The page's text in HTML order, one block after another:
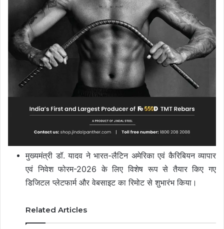
मुख्यमंत्री डॉ. यादव ने भारत-लैटिन अमेरिका एवं कैरिबियन व्यापार
एवं निवेश फोरम-2026 के लिए विशेष रूप से तैयार किए गए
डिजिटल प्लेटफार्म और वेबसाइट का रिमोट से शुभारंभ किया।
Related Articles